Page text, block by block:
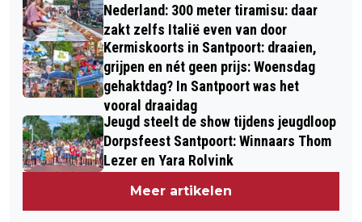
Nederland: 300 meter tiramisu: daar
zakt zelfs Italië even van door
Kermiskoorts in Santpoort: draaien,
grijpen en nét geen prijs: Woensdag
gehaktdag? In Santpoort was het
vooral draaidag
Jeugd steelt de show tijdens jeugdloop
Dorpsfeest Santpoort: Winnaars Thom
Lezer en Yara Rolvink
Meer artikelen